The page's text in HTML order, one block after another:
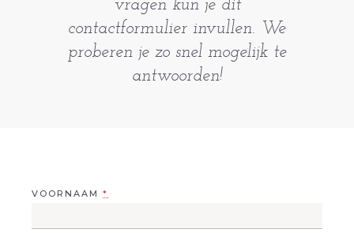
vragen kun je dit
contactformulier invullen. We
proberen je zo snel mogelijk te
antwoorden!
VOORNAAM *